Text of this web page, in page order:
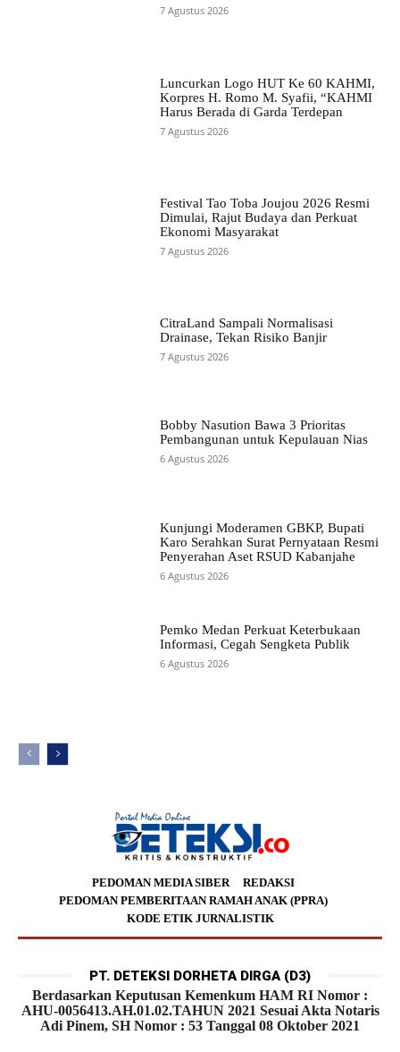
7 Agustus 2026
Luncurkan Logo HUT Ke 60 KAHMI,
Korpres H. Romo M. Syafii, “KAHMI
Harus Berada di Garda Terdepan
7 Agustus 2026
Festival Tao Toba Joujou 2026 Resmi
Dimulai, Rajut Budaya dan Perkuat
Ekonomi Masyarakat
7 Agustus 2026
CitraLand Sampali Normalisasi
Drainase, Tekan Risiko Banjir
7 Agustus 2026
Bobby Nasution Bawa 3 Prioritas
Pembangunan untuk Kepulauan Nias
6 Agustus 2026
Kunjungi Moderamen GBKP, Bupati
Karo Serahkan Surat Pernyataan Resmi
Penyerahan Aset RSUD Kabanjahe
6 Agustus 2026
Pemko Medan Perkuat Keterbukaan
Informasi, Cegah Sengketa Publik
6 Agustus 2026
PEDOMAN MEDIA SIBER
REDAKSI
PEDOMAN PEMBERITAAN RAMAH ANAK (PPRA)
KODE ETIK JURNALISTIK
PT. DETEKSI DORHETA DIRGA (D3)
Berdasarkan Keputusan Kemenkum HAM RI Nomor :
AHU-0056413.AH.01.02.TAHUN 2021 Sesuai Akta Notaris
Adi Pinem, SH Nomor : 53 Tanggal 08 Oktober 2021